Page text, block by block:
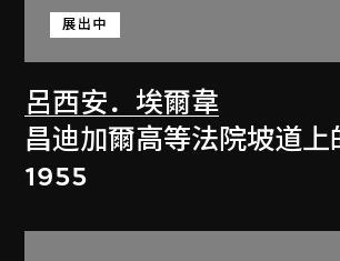
呂西安．埃爾韋
展出中
昌迪加爾高等法院坡道上
1955